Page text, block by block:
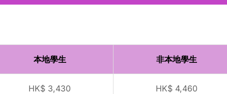
本地學生 非本地學生
HK$ 3,430 HK$ 4,460